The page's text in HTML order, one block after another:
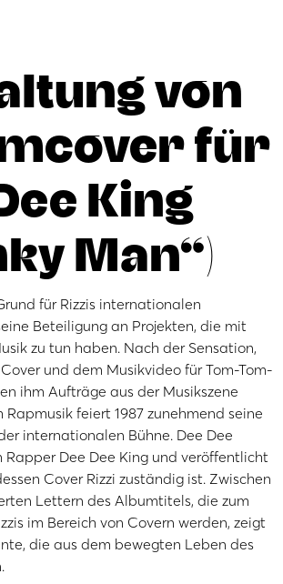
von
für
King
Man“)
für Rizzis internationalen
Beteiligung an Projekten, die mit
zu tun haben. Nach der Sensation,
und dem Musikvideo für Tom-Tom-
ihm Aufträge aus der Musikszene
Rapmusik feiert 1987 zunehmend seine
internationalen Bühne. Dee Dee
Rapper Dee Dee King und veröffentlicht
Cover Rizzi zuständig ist. Zwischen
Lettern des Albumtitels, die zum
im Bereich von Covern werden, zeigt
die aus dem bewegten Leben des